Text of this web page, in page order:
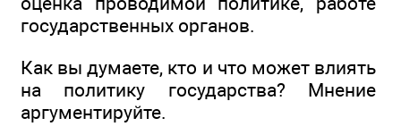
государственных органов.
Как вы думаете, кто и что может влиять
на политику государства? Мнение
аргументируйте.